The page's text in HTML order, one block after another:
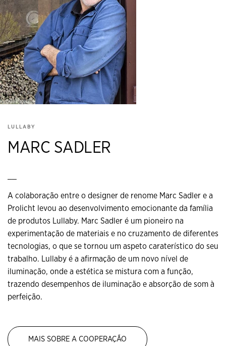
LULLABY
MARC SADLER
A colaboração entre o designer de renome Marc Sadler e a
Prolicht levou ao desenvolvimento emocionante da família
de produtos Lullaby. Marc Sadler é um pioneiro na
experimentação de materiais e no cruzamento de diferentes
tecnologias, o que se tornou um aspeto caraterístico do seu
trabalho. Lullaby é a afirmação de um novo nível de
iluminação, onde a estética se mistura com a função,
trazendo desempenhos de iluminação e absorção de som à
perfeição.
MAIS SOBRE A COOPERAÇÃO